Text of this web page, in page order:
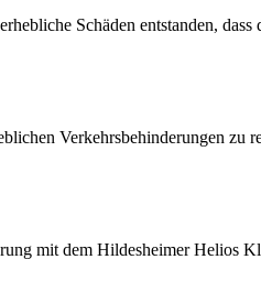
Schäden entstanden,
Verkehrsbehinderungen zu
mit dem Hildesheimer Helios